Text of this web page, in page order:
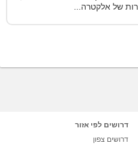
של אלקטרה...
דרושים לפי אזור
דרושים צפון